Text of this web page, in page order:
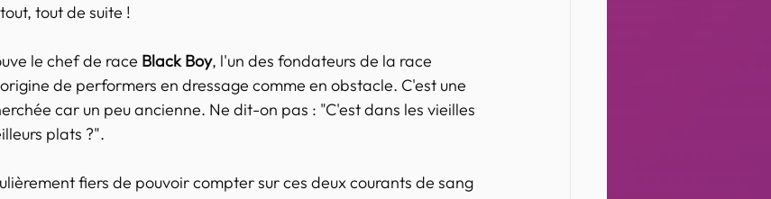
tout de suite !
le chef de race Black Boy, l'un des fondateurs de la race
de performers en dressage comme en obstacle. C'est une
car un peu ancienne. Ne dit-on pas : "C'est dans les vieilles
plats ?".
fiers de pouvoir compter sur ces deux courants de sang